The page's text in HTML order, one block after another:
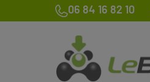
06 84 16 82 10